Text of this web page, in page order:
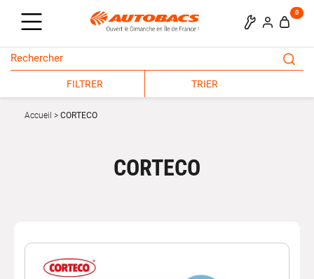
0
FILTRER TRIER
Accueil CORTECO
CORTECO